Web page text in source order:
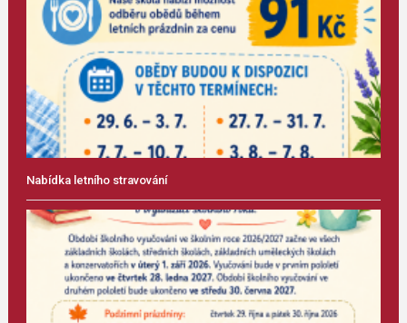
Nabídka letního stravování